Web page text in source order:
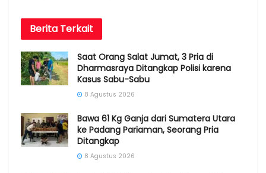
Berita Terkait
Saat Orang Salat Jumat, 3 Pria di
Dharmasraya Ditangkap Polisi karena
Kasus Sabu-Sabu
8 Agustus 2026
Bawa 61 Kg Ganja dari Sumatera Utara
ke Padang Pariaman, Seorang Pria
Ditangkap
8 Agustus 2026